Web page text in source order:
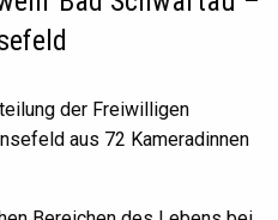
der Freiwilligen
aus 72 Kameradinnen